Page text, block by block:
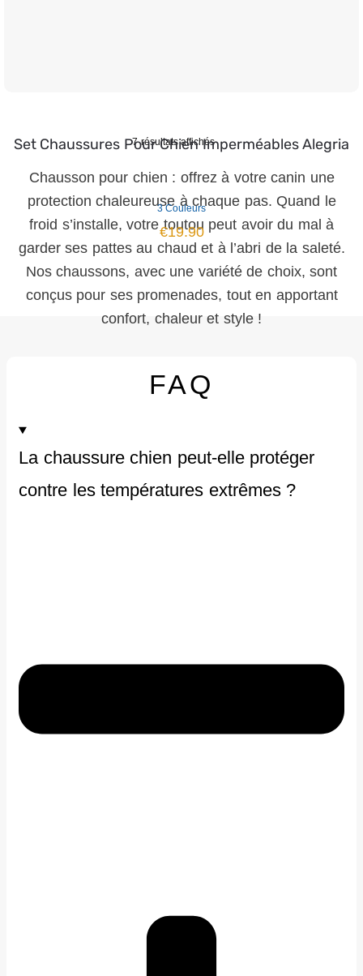
Chausson pour chien : offrez à votre canin une
protection chaleureuse à chaque pas. Quand le
froid s’installe, votre toutou peut avoir du mal à
garder ses pattes au chaud et à l’abri de la saleté.
Nos chaussons, avec une variété de choix, sont
conçus pour ses promenades, tout en apportant
confort, chaleur et style !
Set Chaussures Pour Chien Imperméables Alegria
3 Couleurs
€19.90
7 résultats affichés
FAQ
La chaussure chien peut-elle protéger
contre les températures extrêmes ?